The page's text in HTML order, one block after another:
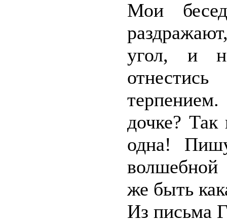
Мои
угол, и
дочке? Так
одна!
волшебной
же быть
Из письма